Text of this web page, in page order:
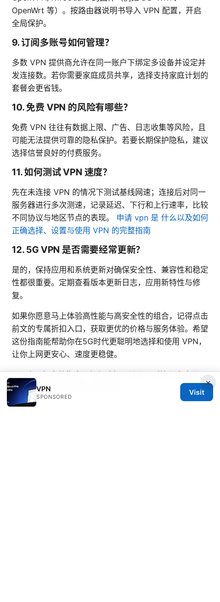
OpenWrt 等）。按路由器说明书导入 VPN 配置，开启
全局保护。
9. 订阅多账号如何管理？
多数 VPN 提供商允许在同一账户下绑定多设备并设定并
发连接数。若你需要家庭成员共享，选择支持家庭计划的
套餐会更省钱。
10. 免费 VPN 的风险有哪些？
免费 VPN 往往有数据上限、广告、日志收集等风险，且
可能无法提供可靠的隐私保护。若要长期保护隐私，建议
选择信誉良好的付费服务。
11. 如何测试 VPN 速度？
先在未连接 VPN 的情况下测试基线网速；连接后对同一
服务器进行多次测速，记录延迟、下行和上行速率，比较
不同协议与地区节点的表现。 申请 vpn 是 什么以及如何
正确选择、设置与使用 VPN 的完整指南
12. 5G VPN 是否需要经常更新？
是的，保持应用和系统更新对确保安全性、兼容性和稳定
性都很重要。定期查看版本更新日志，应用新特性与修
复。
如果你愿意马上体验高性能与高安全性的组合，记得点击
前文的专属折扣入口，获取更优的价格与服务体验。希望
这份指南能帮助你在5G时代更聪明地选择和使用 VPN，
让你上网更安心、速度更稳健。
Vpn小飞机完整指南：如何选择、设置、对比与安全要
点，适合在中国使用的实用技巧
×
VPN
SPONSORED
Visit